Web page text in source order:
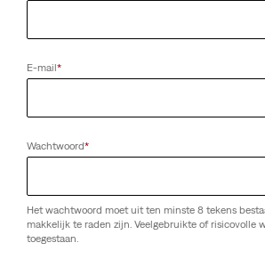
E-mail*
Wachtwoord*
Het wachtwoord moet uit ten minste 8 tekens
makkelijk te raden zijn. Veelgebruikte of risicovolle
toegestaan.